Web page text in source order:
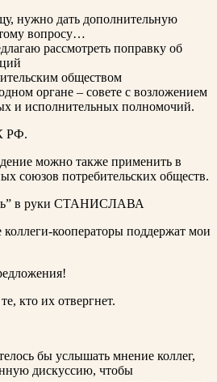
нужно дать дополнительную
вопросу…
рассмотреть поправку об
обществом
органе – совете с возложением
и исполнительных полномочий.
РФ.
можно также применить в
союзов потребительских обществ.
в руки СТАНИСЛАВА
кооператоры поддержат мои
кто их отвергнет.
бы услышать мнение коллег,
дискуссию, чтобы